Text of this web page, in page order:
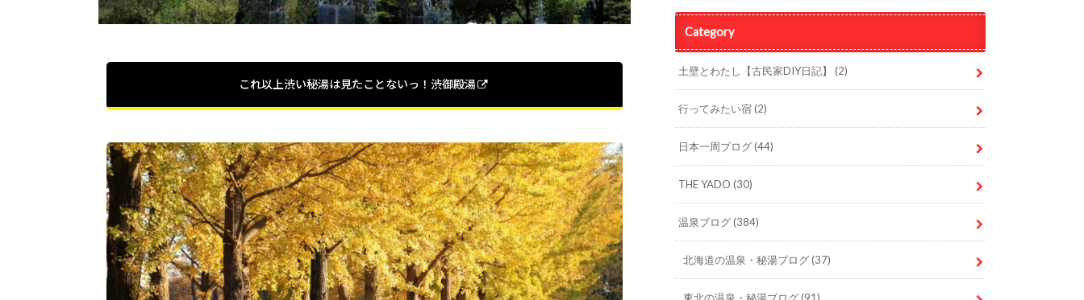
これ以上渋い秘湯は見たことないっ！渋御殿湯
Category
土壁とわたし【古民家DIY日記】 (2)
行ってみたい宿(2)
日本一周ブログ(44)
THE YADO (30)
温泉ブログ(384)
北海道の温泉・秘湯ブログ(37)